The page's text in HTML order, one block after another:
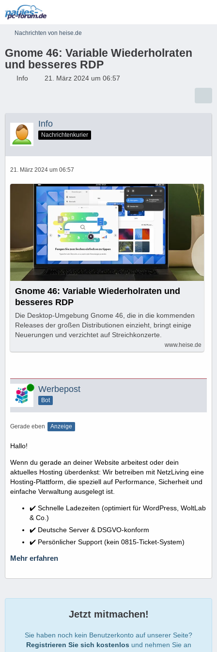
Nachrichten von heise.de
Gnome 46: Variable Wiederholraten
und besseres RDP
Info 21. März 2024 um 06:57
Info
Nachrichtenkurier
21. März 2024 um 06:57
Gnome 46: Variable Wiederholraten und
besseres RDP
Die Desktop-Umgebung Gnome 46, die in die kommenden
Releases der großen Distributionen einzieht, bringt einige
Neuerungen und verzichtet auf Streichkonzerte.
www.heise.de
Online Werbepost
Bot
Gerade eben Anzeige
Hallo!
Wenn du gerade an deiner Website arbeitest oder dein
aktuelles Hosting überdenkst: Wir betreiben mit NetzLiving eine
Hosting-Plattform, die speziell auf Performance, Sicherheit und
einfache Verwaltung ausgelegt ist.
✔️ Schnelle Ladezeiten (optimiert für WordPress, WoltLab
& Co.)
✔️ Deutsche Server & DSGVO-konform
✔️ Persönlicher Support (kein 0815-Ticket-System)
Mehr erfahren
Jetzt mitmachen!
Sie haben noch kein Benutzerkonto auf unserer Seite?
Registrieren Sie sich kostenlos und nehmen Sie an